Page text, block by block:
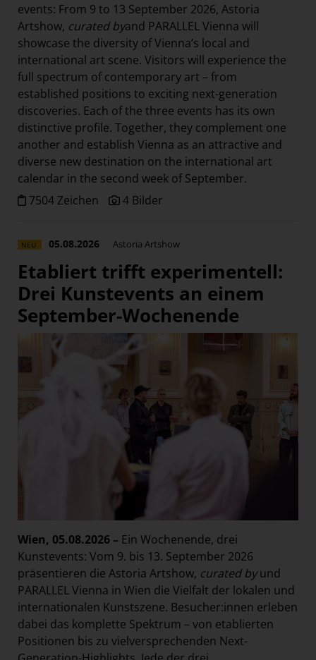
Paradies Garten
Raisin
section.d
Swiss Life Select
The Companion
The Hoxton
Unibail-Rodamco-Westfield
Vöslauer
NMK
KONTAKT
events: From 9 to 13 September 2026, Astoria
Artshow, curated byand PARALLEL Vienna will
showcase the diversity of Vienna’s local and
international art scene. Visitors will experience the
full spectrum of contemporary art – from
established positions to exciting next-generation
discoveries. Each of the three events has its own
distinctive profile. Together, they complement one
another and establish Vienna as an attractive and
diverse new destination on the international art
calendar in the second week of September.
7504 Zeichen
4 Bilder
NEU 05.08.2026 Astoria Artshow
Etabliert trifft experimentell:
Drei Kunstevents an einem
September-Wochenende
Wien, 05.08.2026 – Ein Wochenende, drei
Kunstevents: Vom 9. bis 13. September 2026
präsentieren die Astoria Artshow, curated byund
PARALLEL Vienna in Wien die Vielfalt der lokalen und
internationalen Kunstszene. Besucher:innen erleben
dabei das komplette Spektrum – von etablierten
Positionen bis zu vielversprechenden Next-